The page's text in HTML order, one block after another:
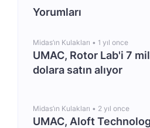
Yorumları
Midas’ın Kulakları • 1 yıl once
UMAC, Rotor Lab'i 7
dolara satın alıyor
Midas’ın Kulakları • 2 yıl once
UMAC, Aloft